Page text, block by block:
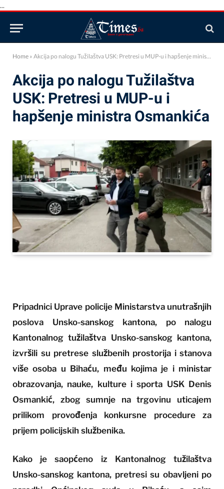
...
Home » Akcija po nalogu Tužilaštva USK: Pretresi u MUP-u i hapšenje ministra Osmankića
Akcija po nalogu Tužilaštva
USK: Pretresi u MUP-u i
hapšenje ministra Osmankića
Pripadnici Uprave policije Ministarstva unutrašnjih
poslova Unsko-sanskog kantona, po nalogu
Kantonalnog tužilaštva Unsko-sanskog kantona,
izvršili su pretrese službenih prostorija i stanova
više osoba u Bihaću, među kojima je i ministar
obrazovanja, nauke, kulture i sporta USK Denis
Osmankić, zbog sumnje na trgovinu uticajem
prilikom provođenja konkursne procedure za
prijem policijskih službenika.
Kako je saopćeno iz Kantonalnog tužilaštva
Unsko-sanskog kantona, pretresi su obavljeni po